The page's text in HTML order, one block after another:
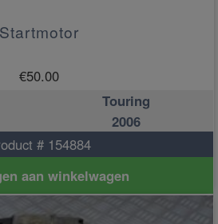
Startmotor
€50.00
Touring
2006
# 154884
aan winkelwagen